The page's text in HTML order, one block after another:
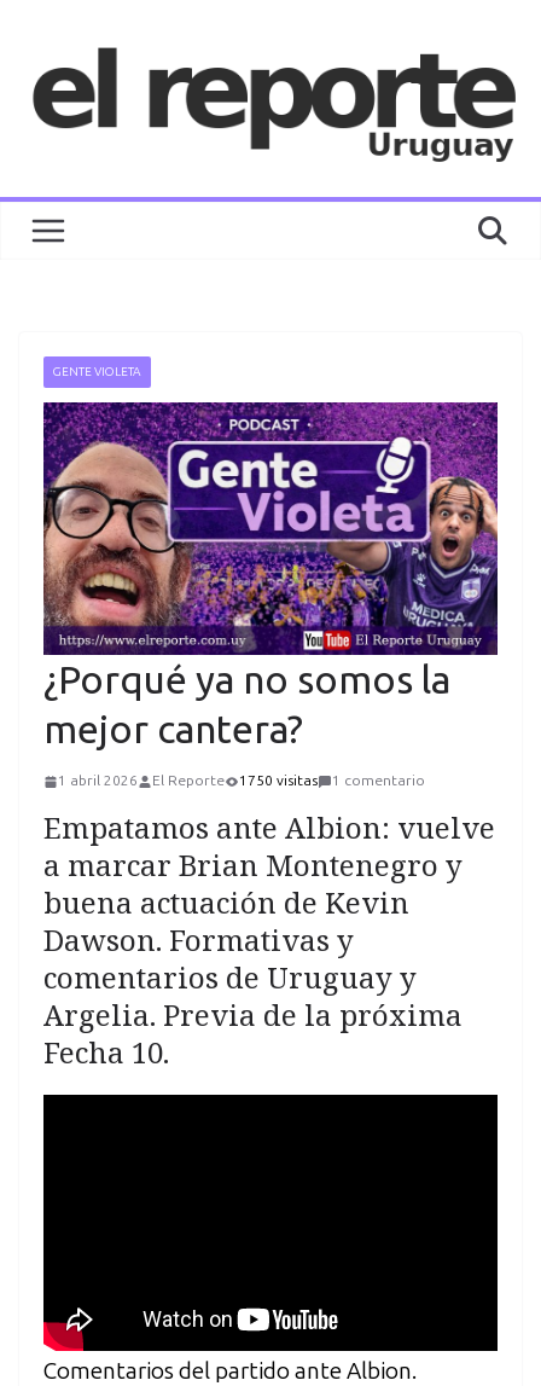
contenido
GENTE VIOLETA
¿Porqué ya no somos la
mejor cantera?
1 abril 2026 El Reporte 1750 visitas 1 comentario
Empatamos ante Albion: vuelve
a marcar Brian Montenegro y
buena actuación de Kevin
Dawson. Formativas y
comentarios de Uruguay y
Argelia. Previa de la próxima
Fecha 10.
Comentarios del partido ante Albion.